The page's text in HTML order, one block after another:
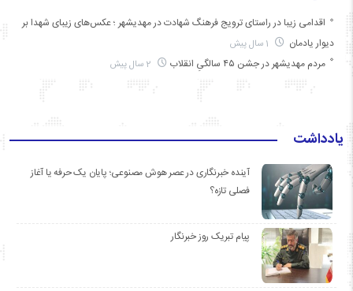
اقدامی زیبا در راستای ترویج فرهنگ شهادت در مهدیشهر ؛ عکس‌های زیبای شهدا بر
دیوار یادمان
مردم مهدیشهر در جشن ۴۵ سالگیِ انقلاب
یادداشت
آینده خبرنگاری در عصر هوش مصنوعی؛ پایان یک حرفه یا آغاز
فصلی تازه؟
پیام تبریک روز خبرنگار